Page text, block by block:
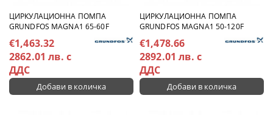
ЦИРКУЛАЦИОННА ПОМПА
GRUNDFOS MAGNA1 65-60F
€1,463.32
2862.01 лв. с
ДДС
ЦИРКУЛАЦИОННА ПОМПА
GRUNDFOS MAGNA1 50-120F
€1,478.66
2892.01 лв. с
ДДС